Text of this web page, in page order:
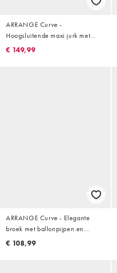
ARRANGE Curve -
Hoogsluitende maxi jurk met
textuur, lovertjes en lange
€ 149,99
ARRANGE Curve - Elegante
broek met ballonpijpen en
plooien in pistachegroen
€ 108,99